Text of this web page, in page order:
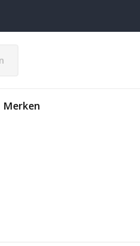
Merken